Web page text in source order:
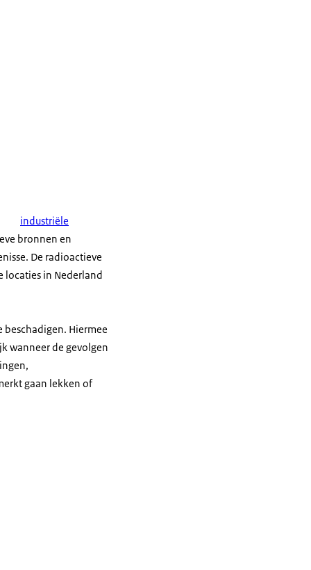
industriële
bronnen en
De radioactieve
locaties in Nederland
Hiermee
wanneer de gevolgen
gaan lekken of